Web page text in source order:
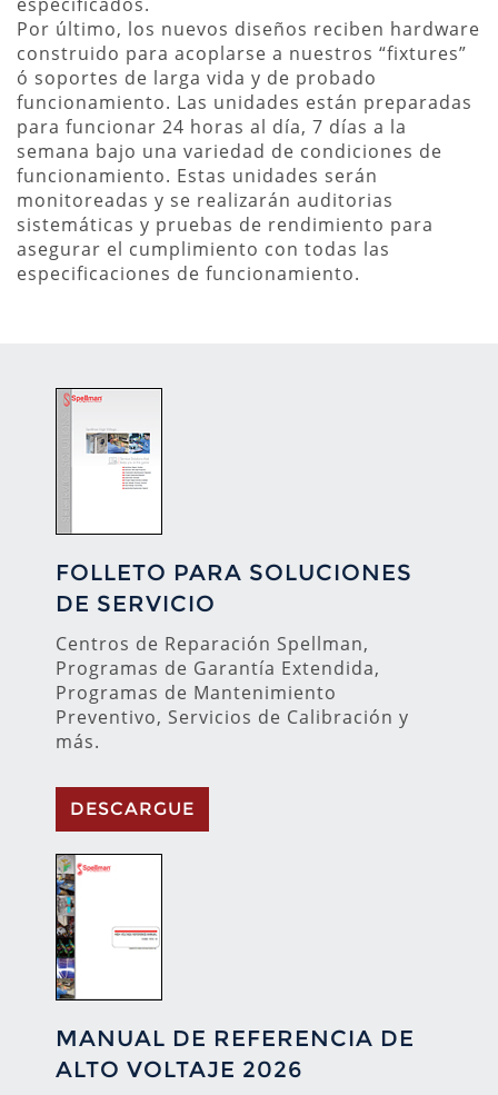
Por último, los nuevos diseños reciben hardware
construido para acoplarse a nuestros “fixtures”
ó soportes de larga vida y de probado
funcionamiento. Las unidades están preparadas
para funcionar 24 horas al día, 7 días a la
semana bajo una variedad de condiciones de
funcionamiento. Estas unidades serán
monitoreadas y se realizarán auditorias
sistemáticas y pruebas de rendimiento para
asegurar el cumplimiento con todas las
especificaciones de funcionamiento.
FOLLETO PARA SOLUCIONES
DE SERVICIO
Centros de Reparación Spellman,
Programas de Garantía Extendida,
Programas de Mantenimiento
Preventivo, Servicios de Calibración y
más.
DESCARGUE
MANUAL DE REFERENCIA DE
ALTO VOLTAJE 2026